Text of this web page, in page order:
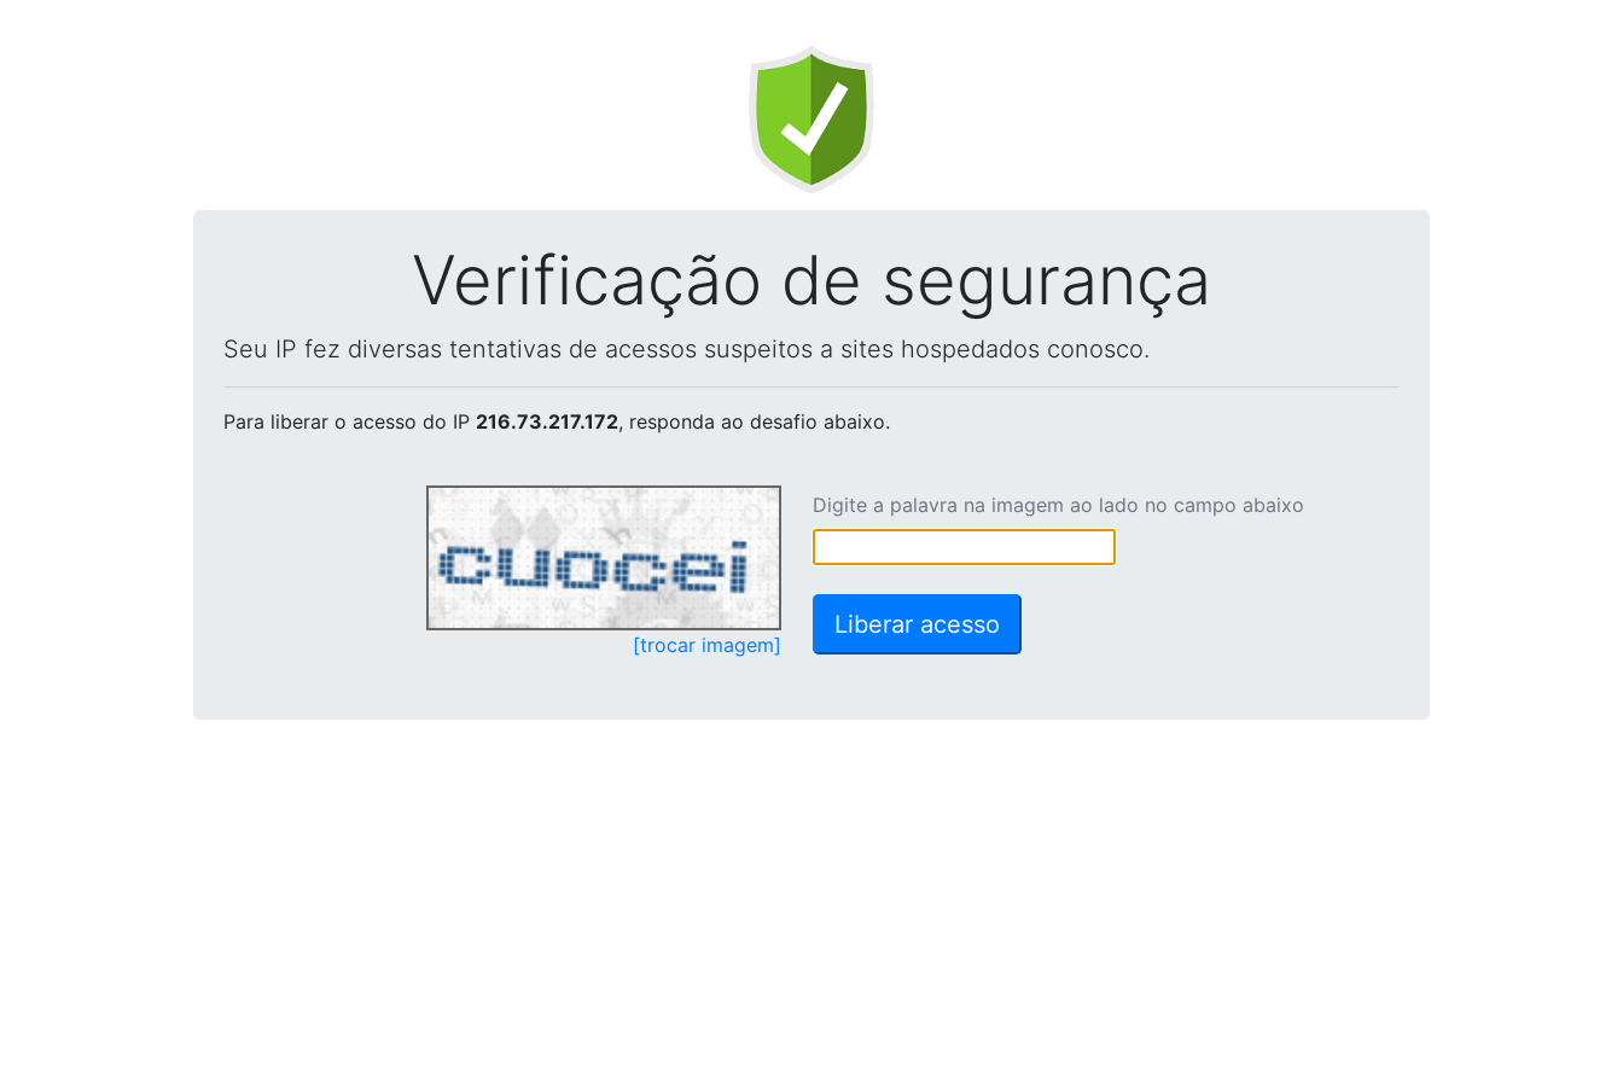
Verificação de segurança
Seu IP fez diversas tentativas de acessos suspeitos a sites hospedados conosco.
Para liberar o acesso do IP 216.73.217.172, responda ao desafio abaixo.
[trocar imagem]
Digite a palavra na imagem ao lado no campo abaixo